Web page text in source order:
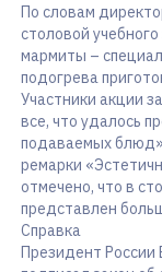
По словам
столовой
мармиты –
подогрева
Участники акции
все, что удалось
подаваемых
ремарки
отмечено, что в
представлен
Справка
Президент